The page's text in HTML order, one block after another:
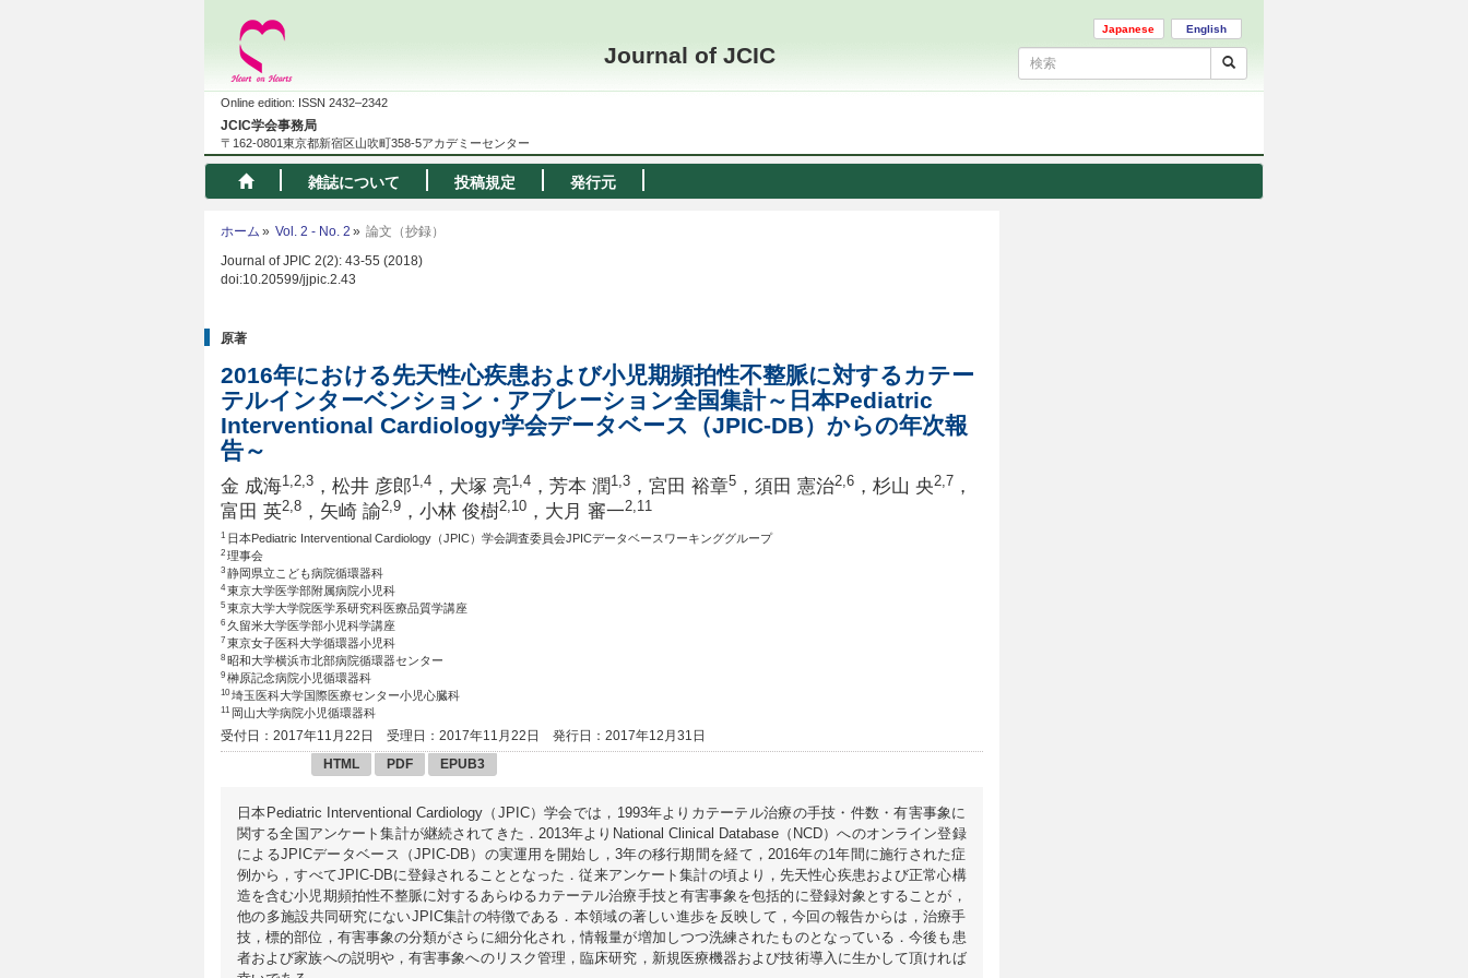
Journal of JCIC
Japanese English
Online edition: ISSN 2432–2342
JCIC学会事務局
〒162-0801東京都新宿区山吹町358-5アカデミーセンター
雑誌について 投稿規定 発行元
ホーム Vol. 2 - No. 2
論文（抄録）
Journal of JPIC 2(2): 43-55 (2018)
doi:10.20599/jjpic.2.43
原著
2016年における先天性心疾患および小児期頻拍性不整脈に対するカテー
テルインターベンション・アブレーション全国集計～日本Pediatric
Interventional Cardiology学会データベース（JPIC-DB）からの年次報
告～
金 成海1,2,3 ，松井 彦郎1,4 ，犬塚 亮1,4 ，芳本 潤 1,3 ，宮田 裕章5 ，須田 憲治2,6 ，杉山 央2,7 ，
富田 英2,8 ，矢崎 諭2,9 ，小林 俊樹2,10 ，大月 審一2,11
1 日本Pediatric Interventional Cardiology（JPIC）学会調査委員会JPICデータベースワーキンググループ
2 理事会
3 静岡県立こども病院循環器科
4 東京大学医学部附属病院小児科
5 東京大学大学院医学系研究科医療品質学講座
6 久留米大学医学部小児科学講座
7 東京女子医科大学循環器小児科
8 昭和大学横浜市北部病院循環器センター
9 榊原記念病院小児循環器科
10 埼玉医科大学国際医療センター小児心臓科
11 岡山大学病院小児循環器科
受付日：2017年11月22日 受理日：2017年11月22日
発行日：2017年12月31日
HTML
PDF EPUB3
日本Pediatric Interventional Cardiology（JPIC）学会では，1993年よりカテーテル治療の手技・件数・有害事象に
関する全国アンケート集計が継続されてきた．2013年よりNational Clinical Database（NCD）へのオンライン登録
によるJPICデータベース（JPIC-DB）の実運用を開始し，3年の移行期間を経て，2016年の1年間に施行された症
例から，すべてJPIC-DBに登録されることとなった．従来アンケート集計の頃より，先天性心疾患および正常心構
造を含む小児期頻拍性不整脈に対するあらゆるカテーテル治療手技と有害事象を包括的に登録対象とすることが，
他の多施設共同研究にないJPIC集計の特徴である．本領域の著しい進歩を反映して，今回の報告からは，治療手
技，標的部位，有害事象の分類がさらに細分化され，情報量が増加しつつ洗練されたものとなっている．今後も患
者および家族への説明や，有害事象へのリスク管理，臨床研究，新規医療機器および技術導入に生かして頂ければ